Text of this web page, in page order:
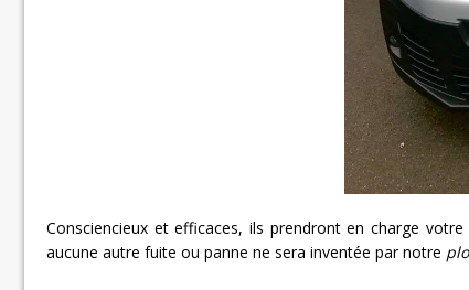
Consciencieux et efficaces, ils prendront en charge
aucune autre fuite ou panne ne sera inventée par notre